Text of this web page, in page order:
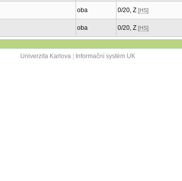
oba 0/20, Z [HS]
oba 0/20, Z [HS]
Univerzita Karlova| Informační systém UK